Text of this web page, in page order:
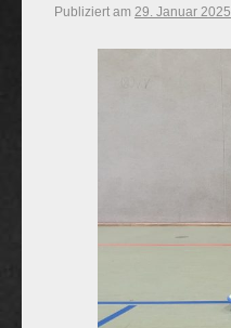
Publiziert am 29. Januar 2025